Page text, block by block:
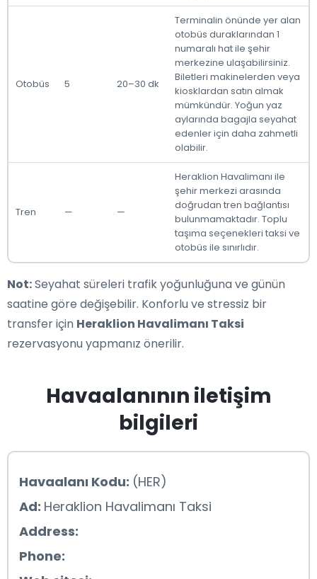
Otobüs 5 20–30 dk
Terminalin önünde yer alan
otobüs duraklarından 1
numaralı hat ile şehir
merkezine ulaşabilirsiniz.
Biletleri makinelerden veya
kiosklardan satın almak
mümkündür. Yoğun yaz
aylarında bagajla seyahat
edenler için daha zahmetli
olabilir.
Tren — —
Heraklion Havalimanı ile
şehir merkezi arasında
doğrudan tren bağlantısı
bulunmamaktadır. Toplu
taşıma seçenekleri taksi ve
otobüs ile sınırlıdır.
Not:Seyahat süreleri trafik yoğunluğuna ve günün
saatine göre değişebilir. Konforlu ve stressiz bir
transfer için Heraklion Havalimanı Taksi
rezervasyonu yapmanız önerilir.
Havaalanının iletişim
bilgileri
Havaalanı Kodu: (HER)
Ad: Heraklion Havalimanı Taksi
Address:
Phone: